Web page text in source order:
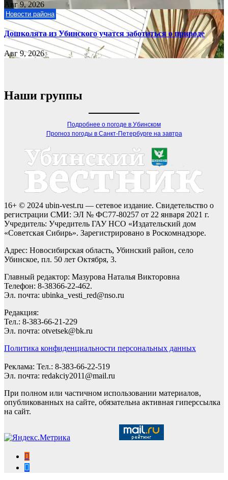
Авг 9, 2026
Новости района
Дошколята из Убинского учатся заботиться о природе
Авг 9, 2026
Наши группы
Подробнее о погоде в Убинском
Прогноз погоды в Санкт-Петербурге на завтра
16+ © 2024 ubin-vest.ru — сетевое издание. Свидетельство о
регистрации СМИ: ЭЛ № ФС77-80257 от 22 января 2021 г.
Учредитель: Учредитель ГАУ НСО «Издательский дом
«Советская Сибирь». Зарегистрировано в Роскомнадзоре.
Адрес: Новосибирская область, Убинский район, село
Убинское, пл. 50 лет Октября, 3.
Главный редактор: Мазурова Наталья Викторовна
Телефон: 8-38366-22-462.
Эл. почта: ubinka_vesti_red@nso.ru
Редакция:
Тел.: 8-383-66-21-229
Эл. почта: otvetsek@bk.ru
Политика конфиденциальности персональных данных
Реклама: Тел.: 8-383-66-22-519
Эл. почта: redakciy2011@mail.ru
При полном или частичном использовании материалов,
опубликованных на сайте, обязательна активная гиперссылка
на сайт.